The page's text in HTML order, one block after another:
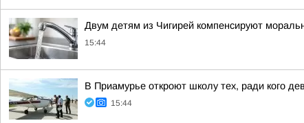
Двум детям из Чигирей компенсируют
15:44
В Приамурье откроют школу тех, ради кого
15:44